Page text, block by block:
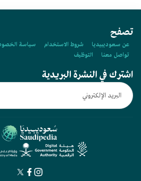
تصفح
عن سعوديبيديا شروط الاستخدام سياسة
تواصل معنا
التوظيف
اشترك في النشرة البريدية